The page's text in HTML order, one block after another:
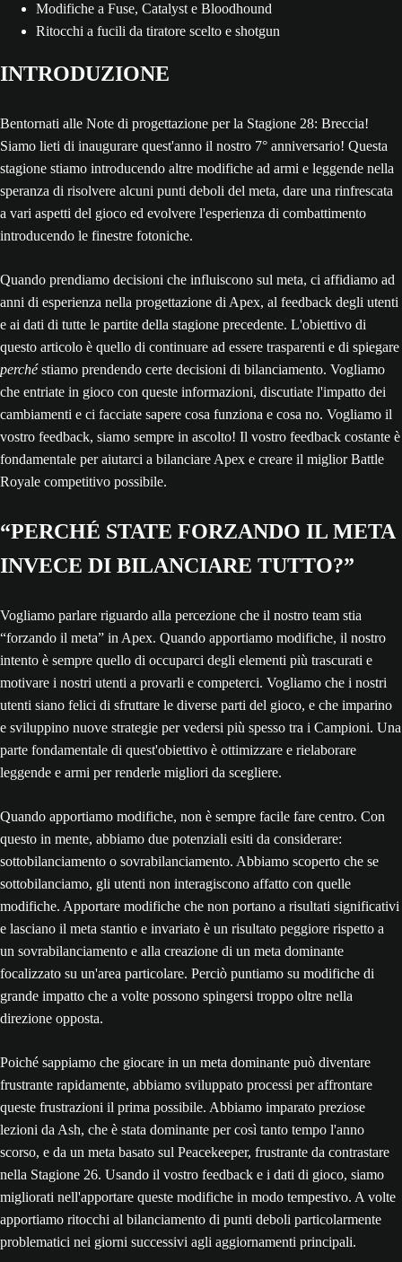
Modifiche a Fuse, Catalyst e Bloodhound
Ritocchi a fucili da tiratore scelto e shotgun
INTRODUZIONE
Bentornati alle Note di progettazione per la Stagione 28: Breccia!
Siamo lieti di inaugurare quest'anno il nostro 7° anniversario! Questa
stagione stiamo introducendo altre modifiche ad armi e leggende nella
speranza di risolvere alcuni punti deboli del meta, dare una rinfrescata
a vari aspetti del gioco ed evolvere l'esperienza di combattimento
introducendo le finestre fotoniche.
Quando prendiamo decisioni che influiscono sul meta, ci affidiamo ad
anni di esperienza nella progettazione di Apex, al feedback degli utenti
e ai dati di tutte le partite della stagione precedente. L'obiettivo di
questo articolo è quello di continuare ad essere trasparenti e di spiegare
perchéstiamo prendendo certe decisioni di bilanciamento. Vogliamo
che entriate in gioco con queste informazioni, discutiate l'impatto dei
cambiamenti e ci facciate sapere cosa funziona e cosa no. Vogliamo il
vostro feedback, siamo sempre in ascolto! Il vostro feedback costante è
fondamentale per aiutarci a bilanciare Apex e creare il miglior Battle
Royale competitivo possibile.
“PERCHÉ STATE FORZANDO IL META
INVECE DI BILANCIARE TUTTO?”
Vogliamo parlare riguardo alla percezione che il nostro team stia
“forzando il meta” in Apex. Quando apportiamo modifiche, il nostro
intento è sempre quello di occuparci degli elementi più trascurati e
motivare i nostri utenti a provarli e competerci. Vogliamo che i nostri
utenti siano felici di sfruttare le diverse parti del gioco, e che imparino
e sviluppino nuove strategie per vedersi più spesso tra i Campioni. Una
parte fondamentale di quest'obiettivo è ottimizzare e rielaborare
leggende e armi per renderle migliori da scegliere.
Quando apportiamo modifiche, non è sempre facile fare centro. Con
questo in mente, abbiamo due potenziali esiti da considerare:
sottobilanciamento o sovrabilanciamento. Abbiamo scoperto che se
sottobilanciamo, gli utenti non interagiscono affatto con quelle
modifiche. Apportare modifiche che non portano a risultati significativi
e lasciano il meta stantio e invariato è un risultato peggiore rispetto a
un sovrabilanciamento e alla creazione di un meta dominante
focalizzato su un'area particolare. Perciò puntiamo su modifiche di
grande impatto che a volte possono spingersi troppo oltre nella
direzione opposta.
Poiché sappiamo che giocare in un meta dominante può diventare
frustrante rapidamente, abbiamo sviluppato processi per affrontare
queste frustrazioni il prima possibile. Abbiamo imparato preziose
lezioni da Ash, che è stata dominante per così tanto tempo l'anno
scorso, e da un meta basato sul Peacekeeper, frustrante da contrastare
nella Stagione 26. Usando il vostro feedback e i dati di gioco, siamo
migliorati nell'apportare queste modifiche in modo tempestivo. A volte
apportiamo ritocchi al bilanciamento di punti deboli particolarmente
problematici nei giorni successivi agli aggiornamenti principali.